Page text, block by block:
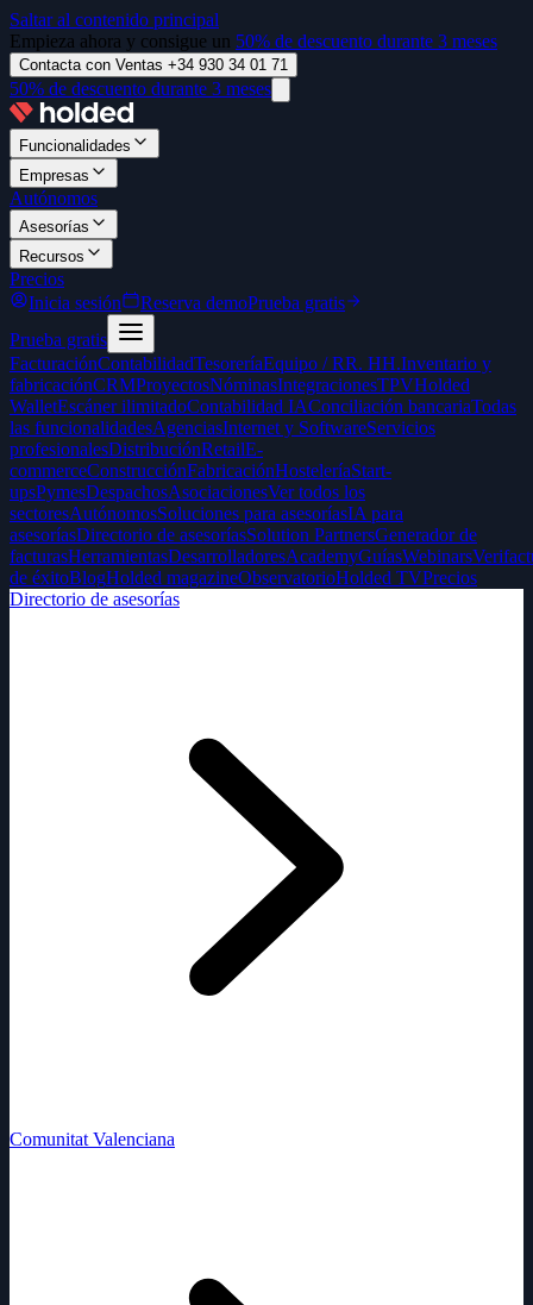
Saltar al contenido principal
Empieza ahora y consigue un 50% de descuento durante 3 meses
Contacta con Ventas +34 930 34 01 71
50% de descuento durante 3 meses
Funcionalidades
Empresas
Autónomos
Asesorías
Recursos
Precios
Inicia sesión
Reserva demoPrueba gratis
Prueba gratis
FacturaciónContabilidadTesoreríaEquipo / RR. HH.Inventario y
fabricaciónCRMProyectosNóminasIntegracionesTPVHolded
WalletEscáner ilimitadoContabilidad IAConciliación bancariaTodas
las funcionalidadesAgenciasInternet y SoftwareServicios
profesionalesDistribuciónRetailE-
commerceConstrucciónFabricaciónHosteleríaStart-
upsPymesDespachosAsociacionesVer todos los
sectoresAutónomosSoluciones para asesoríasIA para
asesoríasDirectorio de asesoríasSolution PartnersGenerador de
facturasHerramientasDesarrolladoresAcademyGuíasWebinars
de éxitoBlogHolded magazineObservatorioHolded TVPrecios
Directorio de asesorías
Comunitat Valenciana